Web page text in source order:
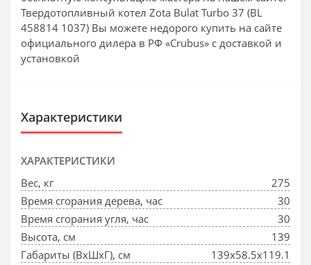
Твердотопливный котел Zota Bulat Turbo 37 (BL
458814 1037) Вы можете недорого купить на сайте
официального дилера в РФ «Crubus» с доставкой и
установкой
Характеристики
ХАРАКТЕРИСТИКИ
Вес, кг
275
Время сгорания дерева, час
30
Время сгорания угля, час
30
Высота, см
139
Габариты (ВхШхГ), см
139x58.5x119.1